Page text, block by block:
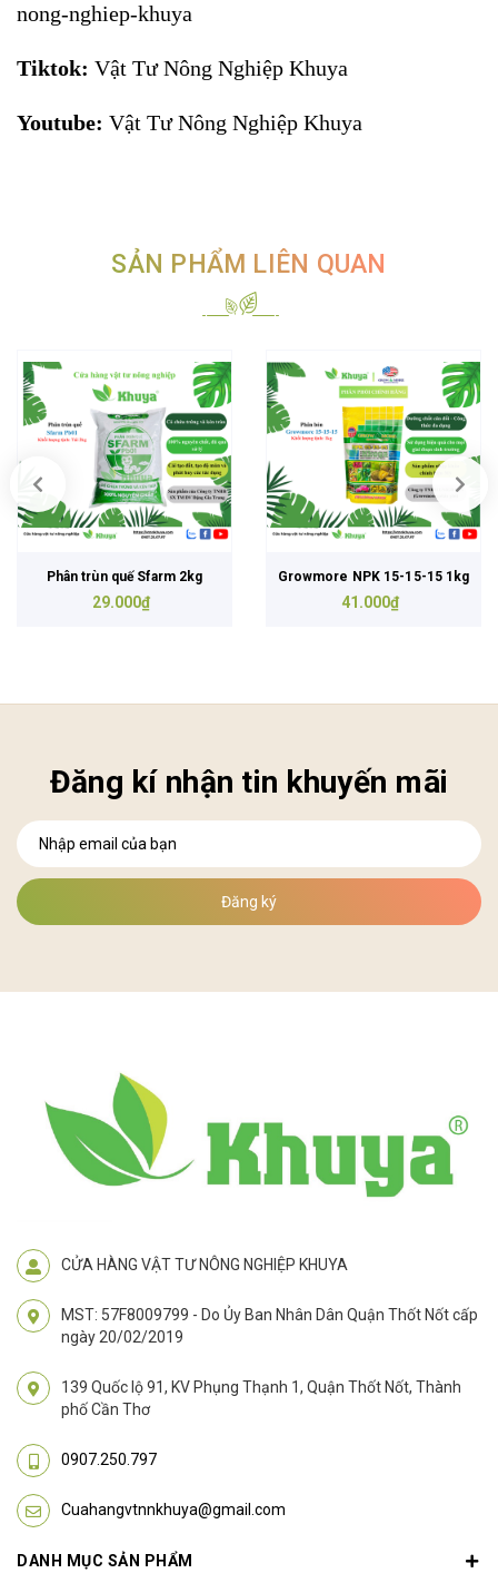
nong-nghiep-khuya
Tiktok: Vật Tư Nông Nghiệp Khuya
Youtube: Vật Tư Nông Nghiệp Khuya
SẢN PHẨM LIÊN QUAN
Phân trùn quế Sfarm 2kg
29.000₫
Growmore NPK 15-15-15 1kg
41.000₫
Đăng kí nhận tin khuyến mãi
Đăng ký
CỬA HÀNG VẬT TƯ NÔNG NGHIỆP KHUYA
MST: 57F8009799 - Do Ủy Ban Nhân Dân Quận Thốt Nốt cấp
ngày 20/02/2019
139 Quốc lộ 91, KV Phụng Thạnh 1, Quận Thốt Nốt, Thành
phố Cần Thơ
0907.250.797
Cuahangvtnnkhuya@gmail.com
DANH MỤC SẢN PHẨM